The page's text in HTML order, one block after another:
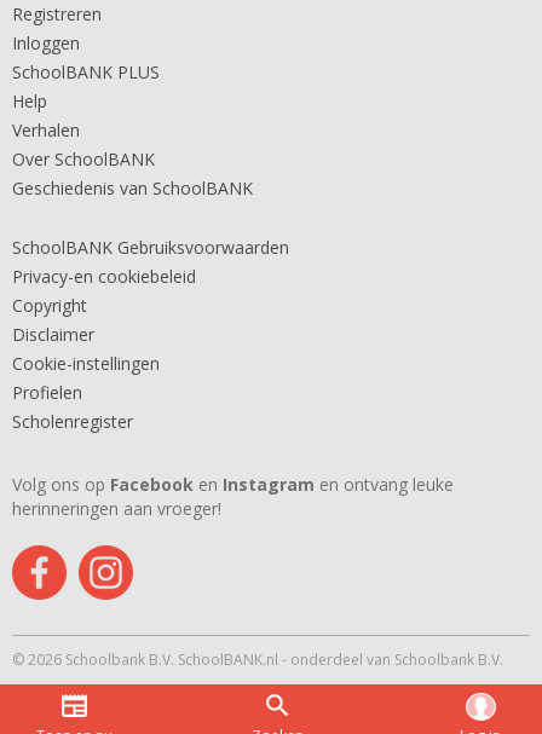
Registreren
Inloggen
SchoolBANK PLUS
Help
Verhalen
Over SchoolBANK
Geschiedenis van SchoolBANK
SchoolBANK Gebruiksvoorwaarden
Privacy-en cookiebeleid
Copyright
Disclaimer
Cookie-instellingen
Profielen
Scholenregister
Volg ons op Facebook en Instagram en ontvang leuke
herinneringen aan vroeger!
© 2026 Schoolbank B.V. SchoolBANK.nl - onderdeel van Schoolbank B.V.